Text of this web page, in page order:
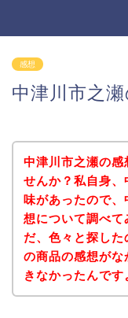
感想
中津川市之
中津川市之瀬の感
せんか？私自身
味があったので
想について調べて
だ、色々と探し
の商品の感想が
きなかったんです